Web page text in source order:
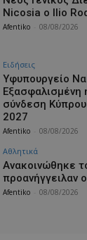
Nicosia ο Ilio
Afentiko 08/08/2026
Ειδήσεις
Υφυπουργείο
Εξασφαλισμένη
σύνδεση
2027
Afentiko 08/08/2026
Αθλητικά
Aνακοινώθηκε
προανήγγειλαν
Afentiko 08/08/2026